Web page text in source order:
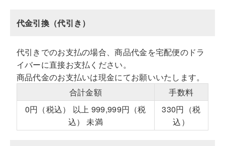
代金引換（代引き）
代引きでのお支払の場合、商品代金を宅配便のドラ
イバーに直接お支払ください。
商品代金のお支払いは現金にてお願いいたします。
合計金額
手数料
0円（税込） 以上 999,999円（税
込） 未満
330円（税
込）